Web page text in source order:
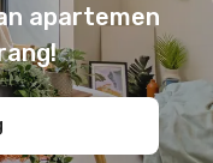
apartemen